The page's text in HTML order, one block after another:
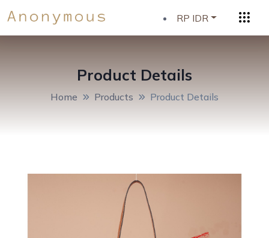
RP IDR
Product Details
Home Products Product Details